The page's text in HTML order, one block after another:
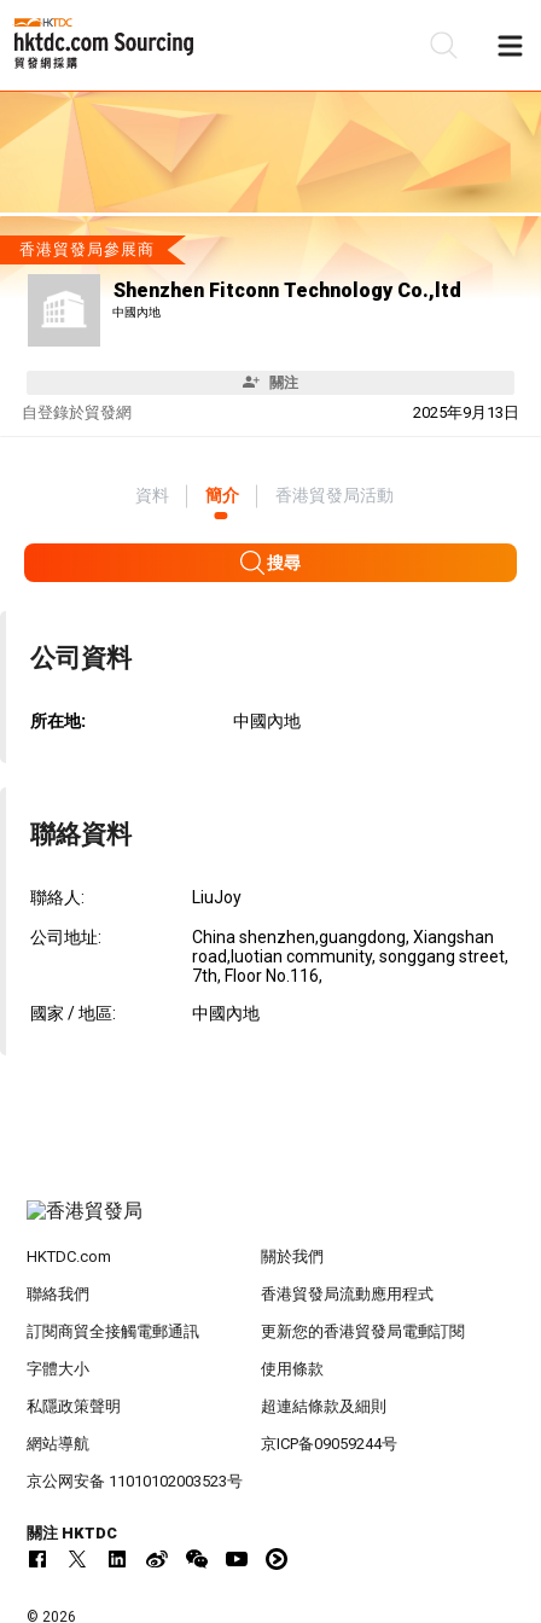
香港貿發局參展商
Shenzhen Fitconn Technology Co.,ltd
中國內地
關注
自 2025年9月13日
登錄於貿發網
資料 簡介 香港貿發局活動
搜尋
公司資料
所在地: 中國內地
聯絡資料
聯絡人: LiuJoy
公司地址:
China shenzhen,guangdong, Xiangshan
road,luotian community, songgang street,
7th, Floor No.116,
國家 / 地區:
中國內地
HKTDC.com 關於我們
聯絡我們 香港貿發局流動應用程式
訂閱商貿全接觸電郵通訊 更新您的香港貿發局電郵訂閱
字體大小 使用條款
私隱政策聲明 超連結條款及細則
網站導航 京ICP备09059244号
京公网安备 11010102003523号
關注 HKTDC
© 2026